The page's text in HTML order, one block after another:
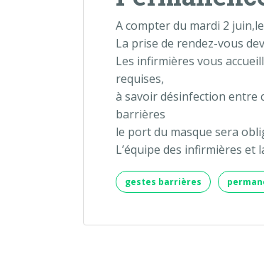
A compter du mardi 2
La prise de rendez-vous
Les infirmières vous
requises,
à savoir désinfection entre
barrières
le port du masque sera
L’équipe des infirmières
gestes barrières